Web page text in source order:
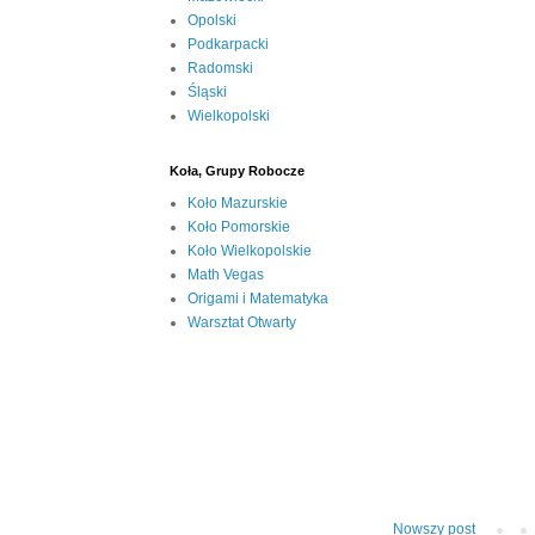
Nowszy post
Opolski
Podkarpacki
Radomski
Śląski
Wielkopolski
Koła, Grupy Robocze
Koło Mazurskie
Koło Pomorskie
Koło Wielkopolskie
Math Vegas
Origami i Matematyka
Warsztat Otwarty